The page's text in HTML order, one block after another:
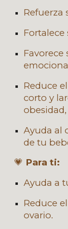
Refuerza
Reduce
corto y
Ayuda al
de tu
💗 Para ti:
Ayuda a
Reduce
ovario.